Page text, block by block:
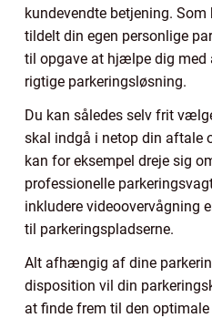
kundevendte betjening.
tildelt din egen personlige
til opgave at hjælpe dig
rigtige parkeringsløsning.
Du kan således selv frit
skal indgå i netop din aftale
kan for eksempel dreje sig
professionelle
inkludere videoovervågning
til parkeringspladserne.
Alt afhængig af dine
disposition vil din
at finde frem til den